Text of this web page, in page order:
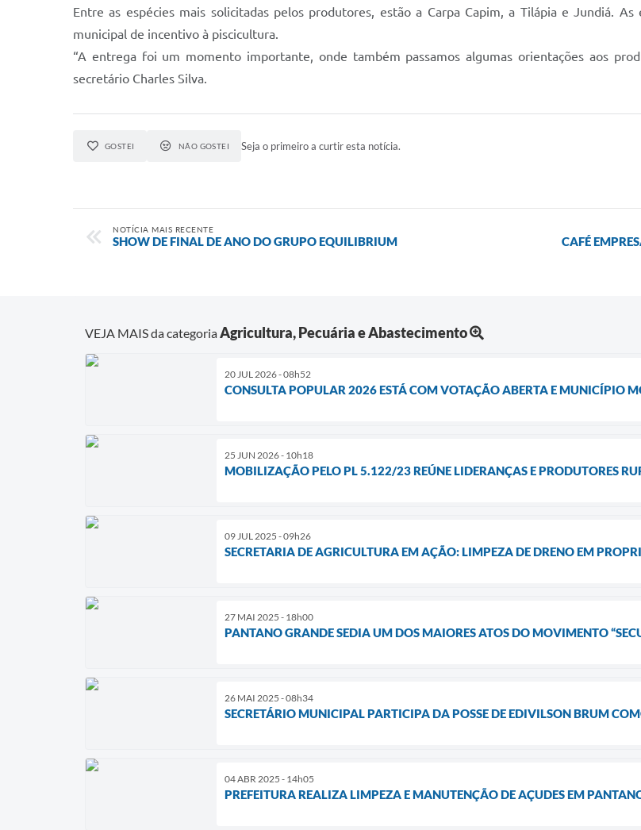
Entre as espécies mais solicitadas pelos produtores, estão a Carpa Capim, a Tilápia e Jundiá.
municipal de incentivo à piscicultura.
“A entrega foi um momento importante, onde também passamos algumas orientações aos
secretário Charles Silva.
GOSTEI NÃO GOSTEI Seja o primeiro a curtir esta notícia.
NOTÍCIA MAIS RECENTE
SHOW DE FINAL DE ANO DO GRUPO EQUILIBRIUM CAFÉ
VEJA MAIS da categoriaAgricultura, Pecuária e Abastecimento
20 JUL 2026 - 08h52
CONSULTA POPULAR 2026 ESTÁ COM VOTAÇÃO ABERTA E MUNICÍPIO
25 JUN 2026 - 10h18
MOBILIZAÇÃO PELO PL 5.122/23 REÚNE LIDERANÇAS E PRODUTORES
09 JUL 2025 - 09h26
SECRETARIA DE AGRICULTURA EM AÇÃO: LIMPEZA DE DRENO EM
27 MAI 2025 - 18h00
PANTANO GRANDE SEDIA UM DOS MAIORES ATOS DO MOVIMENTO
26 MAI 2025 - 08h34
SECRETÁRIO MUNICIPAL PARTICIPA DA POSSE DE EDIVILSON BRUM
04 ABR 2025 - 14h05
PREFEITURA REALIZA LIMPEZA E MANUTENÇÃO DE AÇUDES EM